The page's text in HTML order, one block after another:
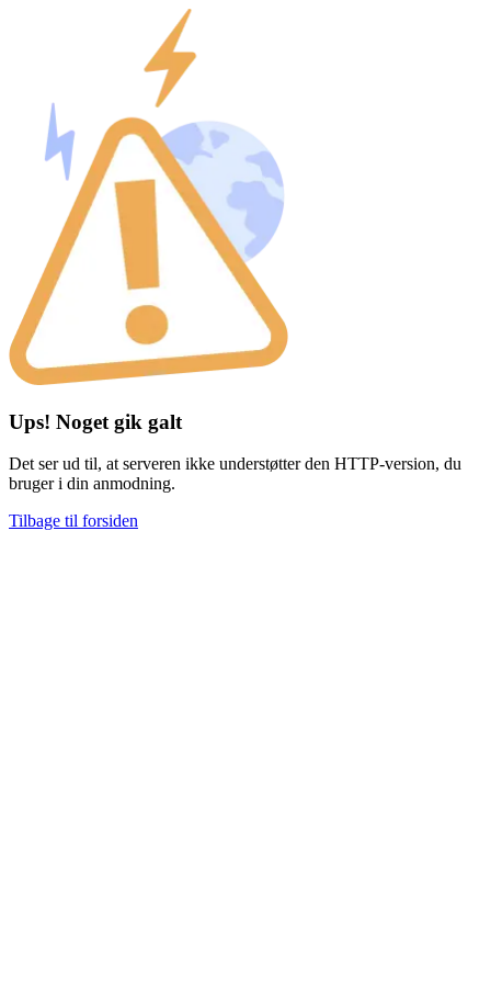
Ups! Noget gik galt
Det ser ud til, at serveren ikke understøtter den HTTP-version, du
bruger i din anmodning.
Tilbage til forsiden